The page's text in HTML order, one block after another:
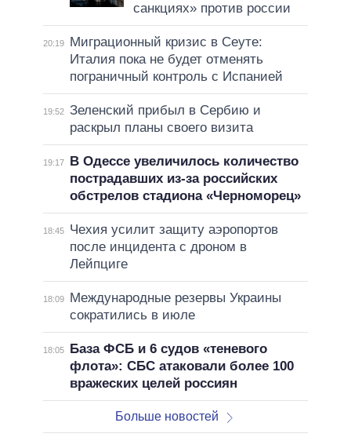
санкциях» против россии
20:19
Миграционный кризис в Сеуте:
Италия пока не будет отменять
пограничный контроль с Испанией
19:52 Зеленский прибыл в Сербию и
раскрыл планы своего визита
19:17
В Одессе увеличилось количество
пострадавших из-за российских
обстрелов стадиона «Черноморец»
18:45
Чехия усилит защиту аэропортов
после инцидента с дроном в
Лейпциге
18:09
Международные резервы Украины
сократились в июле
18:05
База ФСБ и 6 судов «теневого
флота»: СБС атаковали более 100
вражеских целей россиян
Больше новостей